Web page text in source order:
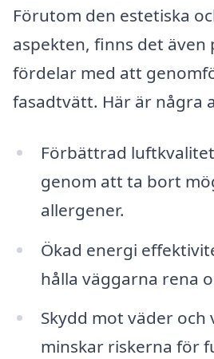
Förutom den estetiska
aspekten, finns det även
fördelar med att
fasadtvätt. Här är några
Förbättrad
genom att ta bort
allergener.
Ökad energi
hålla väggarna rena
Skydd mot väder och
minskar riskerna för